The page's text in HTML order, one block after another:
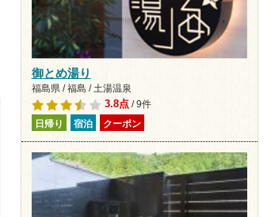
御とめ湯り
福島県 / 福島 / 土湯温泉
3.8点/ 9件
日帰り 宿泊 クーポン